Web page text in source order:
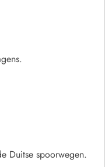
Duitse spoorwegen.